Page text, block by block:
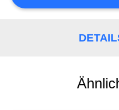
FORDERN